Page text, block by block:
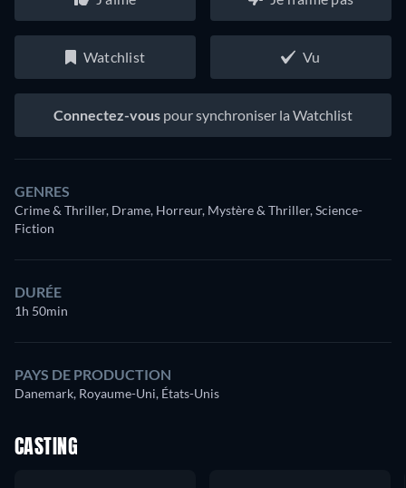
Watchlist Vu
Connectez-vous pour synchroniser la Watchlist
GENRES
Crime & Thriller, Drame, Horreur, Mystère & Thriller, Science-
Fiction
DURÉE
1h 50min
PAYS DE PRODUCTION
Danemark, Royaume-Uni, États-Unis
CASTING